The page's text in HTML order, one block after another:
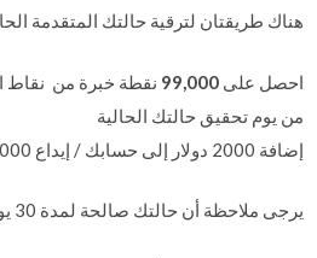
هناك طريقتان لترقية حالتك المتقدمة
احصل على 99,000
من يوم تحقيق حالتك الحالية
إضافة 2000 دولار إلى حسابك / إيداع 2000 دولار في حسابك
يرجى ملاحظة أن حالتك صالحة لمدة 30 يومًا من لحظة تحقيقها